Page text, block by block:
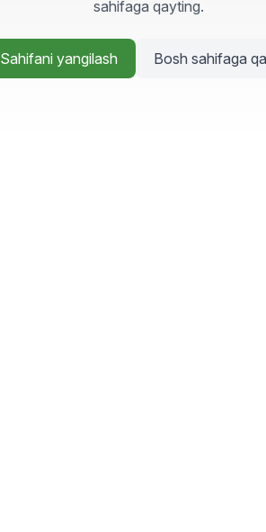
sahifaga qayting.
Sahifani yangilash Bosh sahifaga